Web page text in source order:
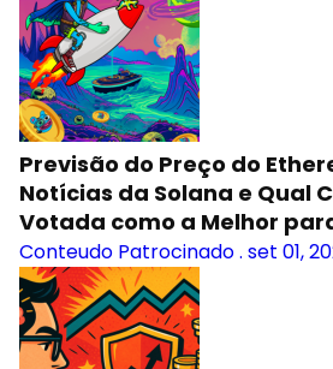
Previsão do Preço do
Notícias da Solana e Qual
Votada como a Melhor
Conteudo Patrocinado. set 01,